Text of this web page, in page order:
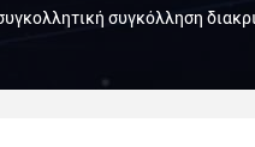
συγκόλληση